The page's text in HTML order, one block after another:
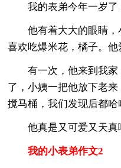
我的表弟今年一岁了
他有着大大的眼睛，
喜欢吃爆米花，橘子。他
有一次，他来到我家
了，小姨一把他放下老
搅马桶，我们发现后都哈
他真是又可爱又天真
我的小表弟作文2